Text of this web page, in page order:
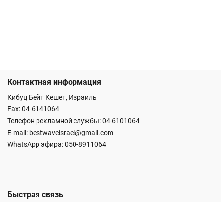
Контактная информация
Кибуц Бейт Кешет, Израиль
Fax: 04-6141064
Телефон рекламной службы: 04-6101064
E-mail: bestwaveisrael@gmail.com
WhatsApp эфира:050-8911064
Быстрая связь